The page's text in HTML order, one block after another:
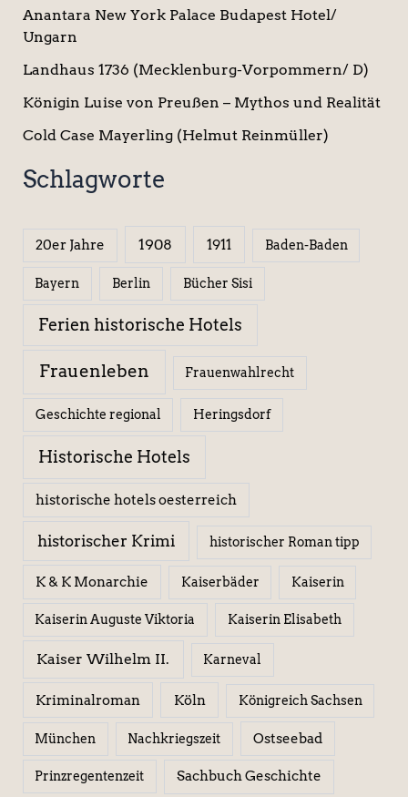
Anantara New York Palace Budapest Hotel/
Ungarn
Landhaus 1736 (Mecklenburg-Vorpommern/ D)
Königin Luise von Preußen – Mythos und Realität
Cold Case Mayerling (Helmut Reinmüller)
Schlagworte
20er Jahre 1908 1911 Baden-Baden
Bayern Berlin Bücher Sisi
Ferien historische Hotels
Frauenleben Frauenwahlrecht
Geschichte regional Heringsdorf
Historische Hotels
historische hotels oesterreich
historischer Krimi historischer Roman tipp
K & K Monarchie Kaiserbäder Kaiserin
Kaiserin Auguste Viktoria Kaiserin Elisabeth
Kaiser Wilhelm II. Karneval
Kriminalroman Köln Königreich Sachsen
München Nachkriegszeit Ostseebad
Prinzregentenzeit Sachbuch Geschichte